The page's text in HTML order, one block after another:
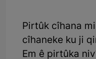
Pirtûk cîhana
cîhaneke ku ji
Em ê pirtûka